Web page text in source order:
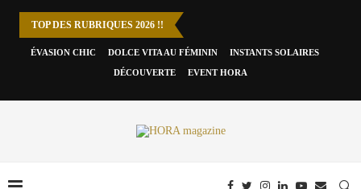
TOP DES RUBRIQUES 2026 !!
ÉVASION CHIC DOLCE VITA AU FÉMININ INSTANTS SOLAIRES
DÉCOUVERTE EVENT HORA